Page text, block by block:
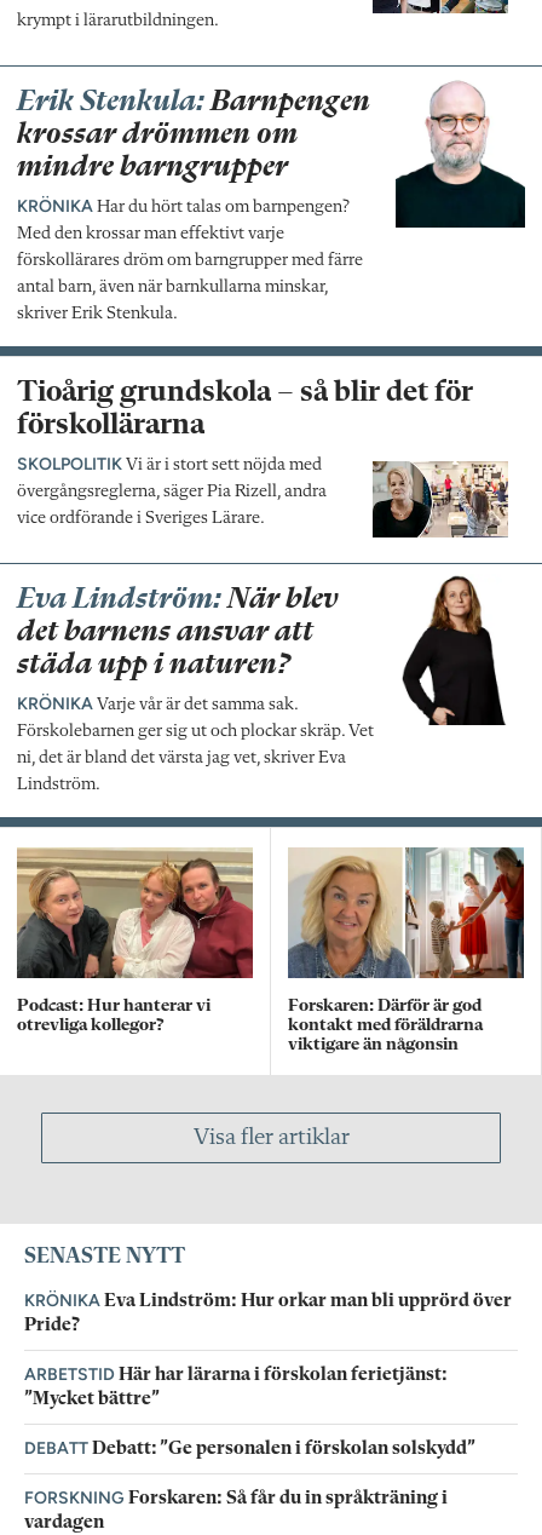
krympt i lärarutbildningen.
Erik Stenkula:Barnpengen
krossar drömmen om
mindre barngrupper
KRÖNIKA Har du hört talas om barnpengen?
Med den krossar man effektivt varje
förskollärares dröm om barngrupper med färre
antal barn, även när barnkullarna minskar,
skriver Erik Stenkula.
Tioårig grundskola – så blir det för
förskollärarna
SKOLPOLITIK Vi är i stort sett nöjda med
övergångsreglerna, säger Pia Rizell, andra
vice ordförande i Sveriges Lärare.
Eva Lindström:När blev
det barnens ansvar att
städa upp i naturen?
KRÖNIKA Varje vår är det samma sak.
Förskolebarnen ger sig ut och plockar skräp. Vet
ni, det är bland det värsta jag vet, skriver Eva
Lindström.
Podcast: Hur hanterar vi
otrevliga kollegor?
Forskaren: Därför är god
kontakt med föräldrarna
viktigare än någonsin
Visa fler artiklar
SENASTE NYTT
KRÖNIKA Eva Lindström: Hur orkar man bli upprörd över
Pride?
ARBETSTIDHär har lärarna i förskolan ferietjänst:
”Mycket bättre”
DEBATTDebatt: ”Ge personalen i förskolan solskydd”
FORSKNING Forskaren: Så får du in språkträning i
vardagen